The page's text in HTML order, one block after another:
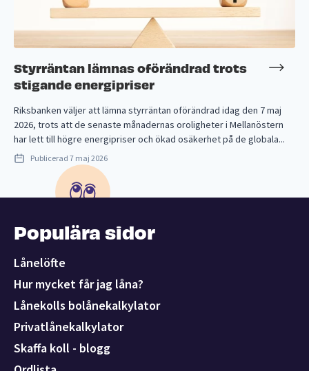
Styrräntan lämnas oförändrad trots
stigande energipriser
Riksbanken väljer att lämna styrräntan oförändrad idag den 7 maj
2026, trots att de senaste månadernas oroligheter i Mellanöstern
har lett till högre energipriser och ökad osäkerhet på de globala...
Publicerad 7 maj 2026
Populära sidor
Lånelöfte
Hur mycket får jag låna?
Lånekolls bolånekalkylator
Privatlånekalkylator
Skaffa koll - blogg